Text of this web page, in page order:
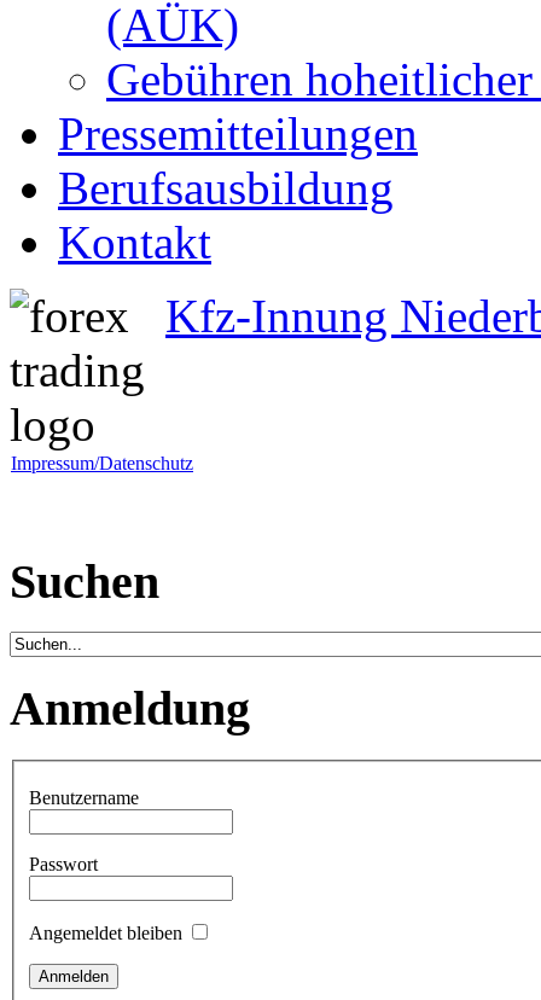
(AÜK)
Gebühren
Pressemitteilungen
Berufsausbildung
Kontakt
Kfz-Innung
Impressum/Datenschutz
Suchen
Anmeldung
Benutzername
Passwort
Angemeldet bleiben